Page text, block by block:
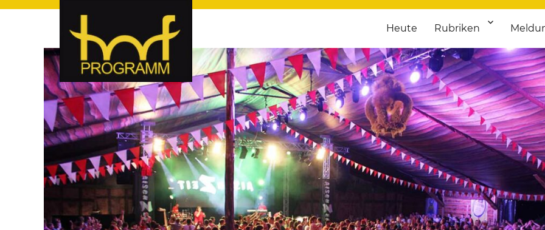
hof-programm – das Veranstaltungsportal für
hof-programm – das Veranstaltungsportal für Hof und Hochfranken. Täglich aktuelle Termine von Kultur bis Sport, von
Heute Rubriken